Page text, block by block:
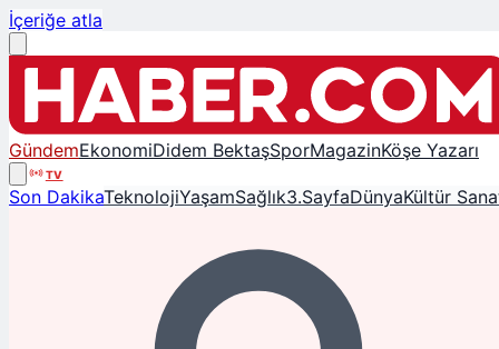
İçeriğe atla
GündemEkonomiDidem BektaşSporMagazinKöşe Yazarı
TV
Son DakikaTeknolojiYaşamSağlık3.SayfaDünyaKültür